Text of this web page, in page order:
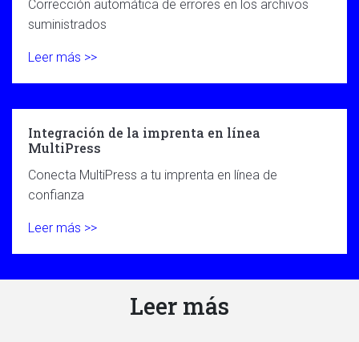
Corrección automática de errores en los archivos
suministrados
Leer más >>
Integración de la imprenta en línea
MultiPress
Conecta MultiPress a tu imprenta en línea de
confianza
Leer más >>
Leer más